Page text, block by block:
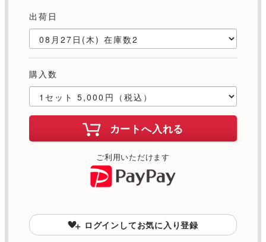
出荷日
購入数
カートへ入れる
ご利用いただけます
ログインしてお気に入り登録